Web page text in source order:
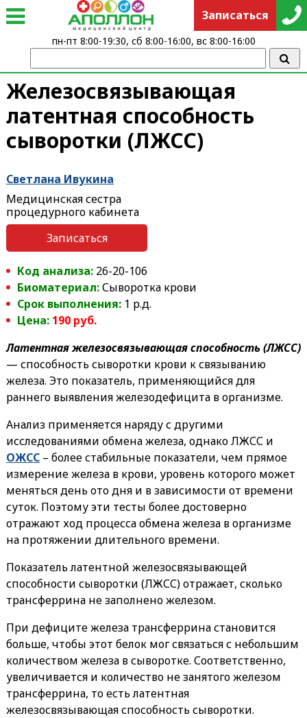
Железосвязывающая
латентная способность
сыворотки (ЛЖСС)
Светлана Ивукина
Медицинская сестра
процедурного кабинета
Записаться
Код анализа: 26-20-106
Биоматериал:Сыворотка крови
Срок выполнения:1 р.д.
Цена: 190 руб.
Латентная железосвязывающая способность (ЛЖСС)
— способность сыворотки крови к связыванию
железа. Это показатель, применяющийся для
раннего выявления железодефицита в организме.
Анализ применяется наряду с другими
исследованиями обмена железа, однако ЛЖСС и
ОЖСС– более стабильные показатели, чем прямое
измерение железа в крови, уровень которого может
меняться день ото дня и в зависимости от времени
суток. Поэтому эти тесты более достоверно
отражают ход процесса обмена железа в организме
на протяжении длительного времени.
Показатель латентной железосвязывающей
способности сыворотки (ЛЖСС) отражает, сколько
трансферрина не заполнено железом.
При дефиците железа трансферрина становится
больше, чтобы этот белок мог связаться с небольшим
количеством железа в сыворотке. Соответственно,
увеличивается и количество не занятого железом
трансферрина, то есть латентная
железосвязывающая способность сыворотки.
Записаться
пн-пт 8:00-19:30, сб 8:00-16:00, вс 8:00-16:00